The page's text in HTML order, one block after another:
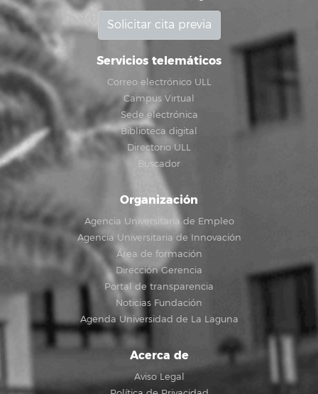
Solicitar cita previa
Servicios telemáticos
Correo electrónico ULL
Campus Virtual
Sede electrónica
Biblioteca digital
Directorio ULL
Buscador
Organización
Agencia Universitaria de Empleo
Agencia Universitaria de Innovación
Área de formación
Dirección Gerencia
Portal de transparencia
Noticias Fundación
Agenda Universidad de La Laguna
Acerca de
Aviso Legal